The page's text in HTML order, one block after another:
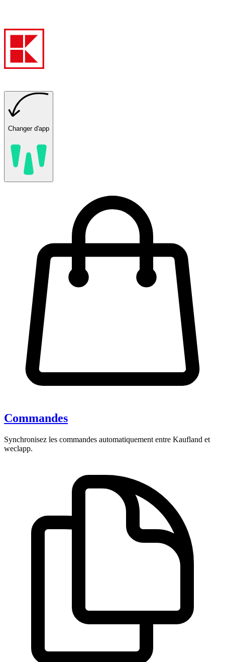
Changer d'app
Commandes
Synchronisez les commandes automatiquement entre Kaufland et
weclapp.